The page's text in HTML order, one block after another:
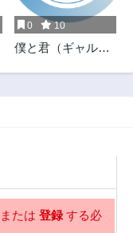
0 10
僕と君（ギャル）
または 登録する必